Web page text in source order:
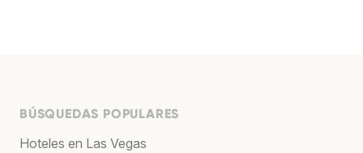
BÚSQUEDAS POPULARES
Hoteles en Las Vegas